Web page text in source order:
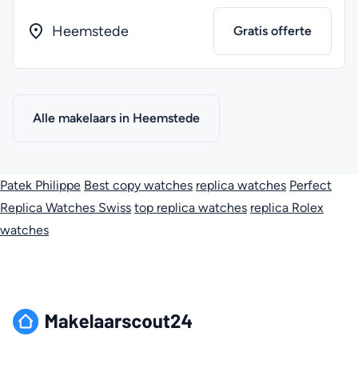
Heemstede Gratis offerte
Alle makelaars in Heemstede
Patek Philippe Best copy watches replica watches Perfect
Replica Watches Swiss top replica watches replica Rolex
watches